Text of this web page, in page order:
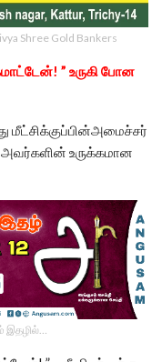
Shree Gold Bankers
” உருகி போன
மீட்சிக்குப்பின்அமைச்சர்
அவர்களின் உருக்கமான
இதழில்…